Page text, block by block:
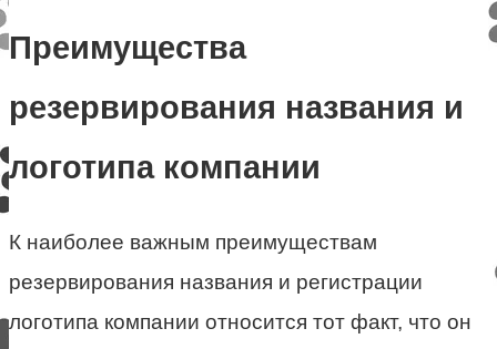
Преимущества
резервирования названия и
логотипа компании
К наиболее важным преимуществам
резервирования названия и регистрации
логотипа компании относится тот факт, что он